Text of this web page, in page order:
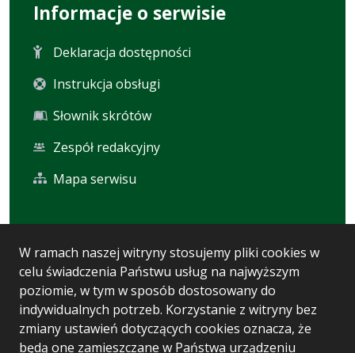
W ramach naszej witryny stosujemy pliki cookies w
celu świadczenia Państwu usług na najwyższym
poziomie, w tym w sposób dostosowany do
indywidualnych potrzeb. Korzystanie z witryny bez
zmiany ustawień dotyczących cookies oznacza, że
będą one zamieszczane w Państwa urządzeniu
Informacje o serwisie
Deklaracja dostępności
Instrukcja obsługi
Słownik skrótów
Zespół redakcyjny
Mapa serwisu
Statystyki oglądalności
Ostatnio dodane
Polityka prywatności